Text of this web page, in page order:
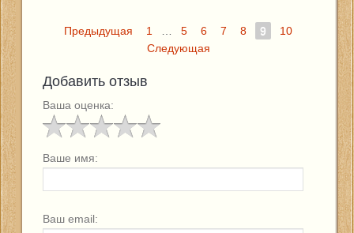
Предыдущая 1 5 6 7 8 9
10
Следующая
Добавить отзыв
Ваша оценка:
Ваше имя:
Ваш email: